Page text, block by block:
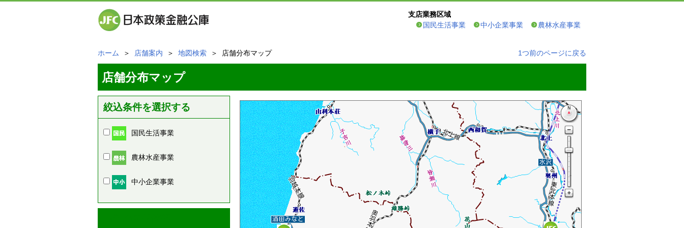
支店業務区域
国民生活事業
中小企業事業 農林水産事業
ホーム ＞ 店舗案内 ＞ 地図検索 ＞ 店舗分布マップ 1つ前のページに戻る
店舗分布マップ
絞込条件を選択する
国民生活事業
農林水産事業
中小企業事業